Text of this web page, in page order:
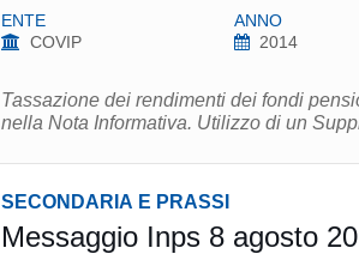
ENTE
COVIP
ANNO
2014
Tassazione dei rendimenti dei fondi
nella Nota Informativa. Utilizzo di un
SECONDARIA E PRASSI
Messaggio Inps 8 agosto